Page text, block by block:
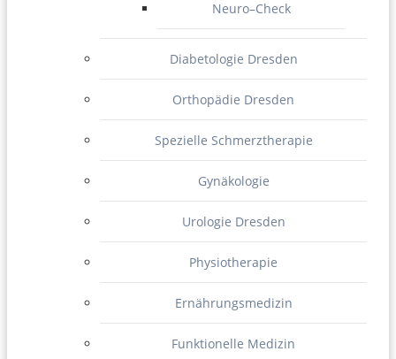
Neuro–Check
Diabetologie Dresden
Orthopädie Dresden
Spezielle Schmerztherapie
Gynäkologie
Urologie Dresden
Physiotherapie
Ernährungsmedizin
Funktionelle Medizin